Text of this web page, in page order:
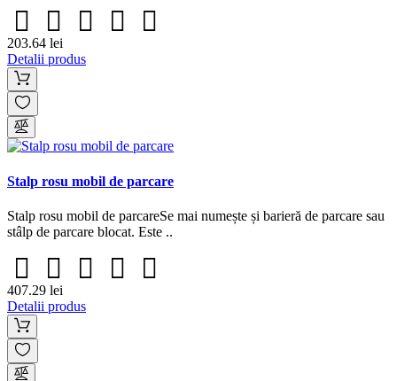
203.64 lei
Detalii produs
Stalp rosu mobil de parcare
Stalp rosu mobil de parcareSe mai numește și barieră de parcare sau
stâlp de parcare blocat. Este ..
407.29 lei
Detalii produs